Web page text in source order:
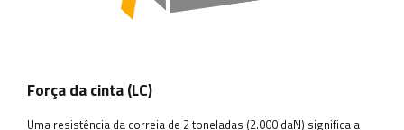
Força da cinta (LC)
Uma resistência da correia de 2 toneladas (2.000 daN) significa a